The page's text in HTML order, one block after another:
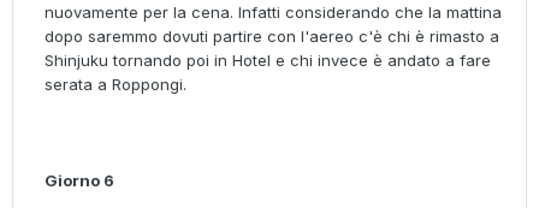
nuovamente per la cena. Infatti considerando che la mattina
dopo saremmo dovuti partire con l'aereo c'è chi è rimasto a
Shinjuku tornando poi in Hotel e chi invece è andato a fare
serata a Roppongi.
Giorno 6